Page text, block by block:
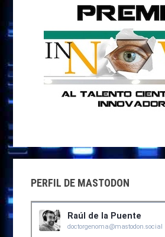
PERFIL DE MASTODON